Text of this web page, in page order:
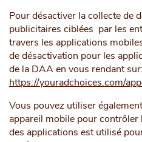
Pour désactiver la collecte de
publicitaires ciblées par les
travers les applications
de désactivation pour les
de la DAA en vous rendant sur:
https://youradchoices.com/
Vous pouvez utiliser
appareil mobile pour
des applications est utilisé